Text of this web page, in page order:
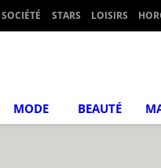
SOCIÉTÉ STARS LOISIRS
MODE BEAUTÉ